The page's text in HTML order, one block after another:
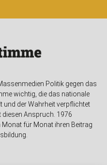
Politik gegen das
wichtig, die das nationale
und der Wahrheit verpflichtet
diesen Anspruch. 1976
für Monat ihren Beitrag